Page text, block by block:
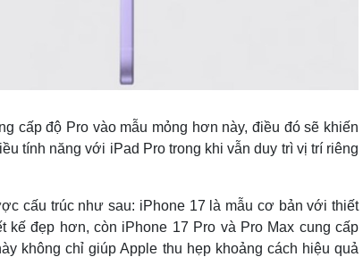
cấp độ Pro vào mẫu mỏng hơn này, điều đó sẽ khiến
tính năng với iPad Pro trong khi vẫn duy trì vị trí riêng
cấu trúc như sau: iPhone 17 là mẫu cơ bản với thiết
đẹp hơn, còn iPhone 17 Pro và Pro Max cung cấp
không chỉ giúp Apple thu hẹp khoảng cách hiệu quả